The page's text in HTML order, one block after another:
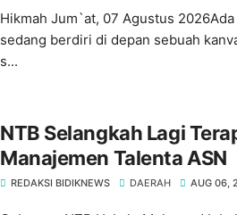
Hikmah Jum`at, 07 Agustus
sedang berdiri di depan sebuah
s...
NTB Selangkah Lagi
Manajemen Talenta ASN
REDAKSI BIDIKNEWS DAERAH AUG 06,